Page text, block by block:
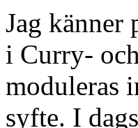
Jag känner
i Curry-
moduleras
syfte. I